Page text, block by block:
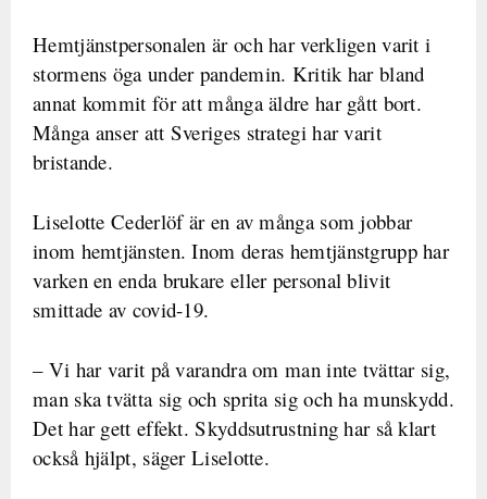
Hemtjänstpersonalen är och har verkligen varit i
stormens öga under pandemin. Kritik har bland
annat kommit för att många äldre har gått bort.
Många anser att Sveriges strategi har varit
bristande.
Liselotte Cederlöf är en av många som jobbar
inom hemtjänsten. Inom deras hemtjänstgrupp har
varken en enda brukare eller personal blivit
smittade av covid-19.
– Vi har varit på varandra om man inte tvättar sig,
man ska tvätta sig och sprita sig och ha munskydd.
Det har gett effekt. Skyddsutrustning har så klart
också hjälpt, säger Liselotte.